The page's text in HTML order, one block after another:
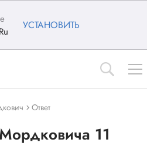
УСТАНОВИТЬ
Ответ
11